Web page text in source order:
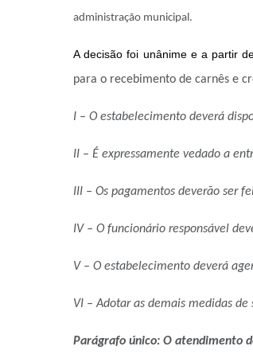
administração municipal.
A decisão foi unânime e a partir
para o recebimento de carnês e
I – O estabelecimento deverá
II – É expressamente vedado a
III – Os pagamentos deverão ser
IV – O funcionário responsável
V – O estabelecimento deverá
VI – Adotar as demais medidas
Parágrafo único: O atendimento